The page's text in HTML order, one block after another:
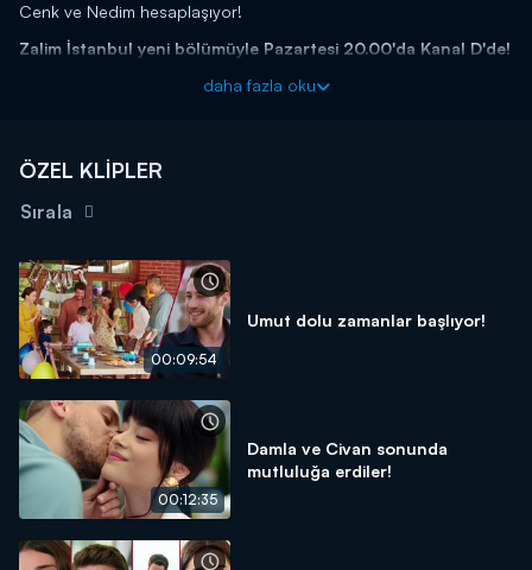
Cenk ve Nedim hesaplaşıyor!
Zalim İstanbul yeni bölümüyle Pazartesi 20.00'da Kanal D'de!
daha fazla oku
ÖZEL KLİPLER
Sırala
00:09:54
Umut dolu zamanlar başlıyor!
00:12:35
Damla ve Civan sonunda
mutluluğa erdiler!